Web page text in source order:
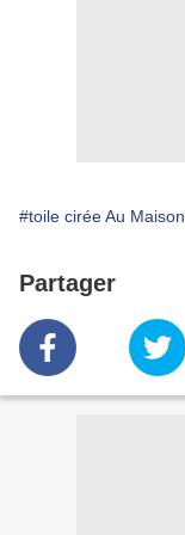
#toile cirée Au Maison
Partager